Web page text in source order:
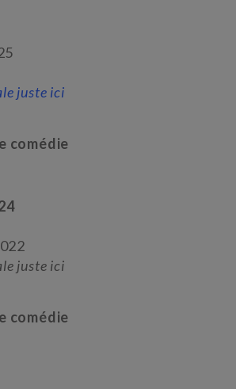
juste ici
comédie
juste ici
comédie